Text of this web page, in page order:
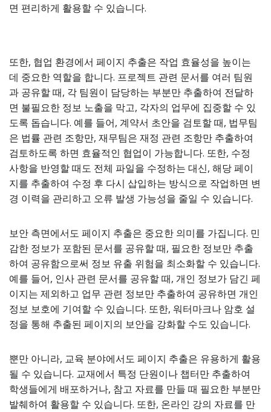
면 편리하게 활용할 수 있습니다.
또한, 협업 환경에서 페이지 추출은 작업 효율성을 높이는
데 중요한 역할을 합니다. 프로젝트 관련 문서를 여러 팀원
과 공유할 때, 각 팀원이 담당하는 부분만 추출하여 전달하
면 불필요한 정보 노출을 막고, 각자의 업무에 집중할 수 있
도록 돕습니다. 예를 들어, 계약서 초안을 검토할 때, 법무팀
은 법률 관련 조항만, 재무팀은 재정 관련 조항만 추출하여
검토하도록 하면 효율적인 협업이 가능합니다. 또한, 수정
사항을 반영할 때도 전체 파일을 수정하는 대신, 해당 페이
지를 추출하여 수정 후 다시 삽입하는 방식으로 작업하면 변
경 이력을 관리하고 오류 발생 가능성을 줄일 수 있습니다.
보안 측면에서도 페이지 추출은 중요한 의미를 가집니다. 민
감한 정보가 포함된 문서를 공유할 때, 필요한 정보만 추출
하여 공유함으로써 정보 유출 위험을 최소화할 수 있습니다.
예를 들어, 인사 관련 문서를 공유할 때, 개인 정보가 담긴 페
이지는 제외하고 업무 관련 정보만 추출하여 공유하면 개인
정보 보호에 기여할 수 있습니다. 또한, 워터마크나 암호 설
정을 통해 추출된 페이지의 보안을 강화할 수도 있습니다.
뿐만 아니라, 교육 분야에서도 페이지 추출은 유용하게 활용
될 수 있습니다. 교재에서 특정 단원이나 챕터만 추출하여
학생들에게 배포하거나, 참고 자료를 만들 때 필요한 부분만
발췌하여 활용할 수 있습니다. 또한, 온라인 강의 자료를 만